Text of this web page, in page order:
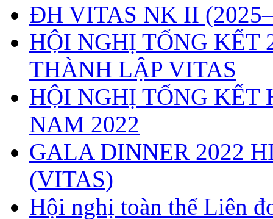
ĐH VITAS NK II
HỘI NGHỊ TỔNG
THÀNH LẬP VITAS
HỘI NGHỊ TỔNG KẾT
NAM 2022
GALA DINNER 2022
(VITAS)
Hội nghị toàn thể Liên